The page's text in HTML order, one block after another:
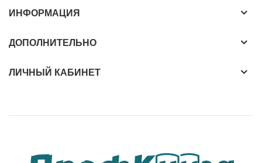
ИНФОРМАЦИЯ
ДОПОЛНИТЕЛЬНО
ЛИЧНЫЙ КАБИНЕТ